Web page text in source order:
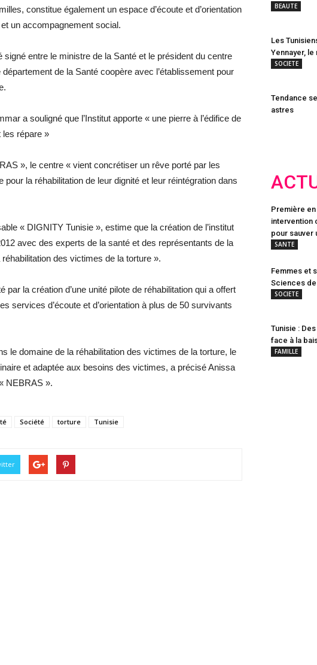
constitue également un espace d’écoute et d’orientation
un accompagnement social.
signé entre le ministre de la Santé et le président du centre
de la Santé coopère avec l’établissement pour
a souligné que l’Institut apporte « une pierre à l’édifice de
les répare »
», le centre « vient concrétiser un rêve porté par les
la réhabilitation de leur dignité et leur réintégration dans
« DIGNITY Tunisie », estime que la création de l’institut
avec des experts de la santé et des représentants de la
des victimes de la torture ».
par la création d’une unité pilote de réhabilitation qui a offert
services d’écoute et d’orientation à plus de 50 survivants
le domaine de la réhabilitation des victimes de la torture, le
et adaptée aux besoins des victimes, a précisé Anissa
NEBRAS ».
Société torture Tunisie
BEAUTE
Les
Yennayer, le
SOCIETE
Tendance
astres
Première en
intervention
pour sauver
SANTE
Femmes et
Sciences de
SOCIETE
Tunisie :
face à la
FAMILLE